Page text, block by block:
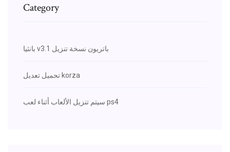
Category
بانثيا v3.1 باتريون نسخة تنزيل
تحميل تعديل korza
سيتم تنزيل الألعاب أثناء لعب ps4